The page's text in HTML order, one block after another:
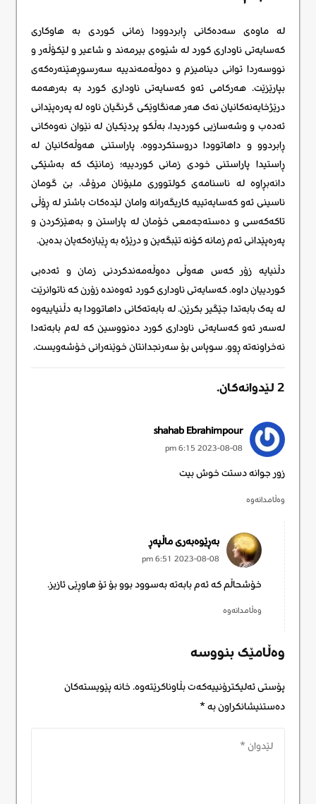
لە ماوەی سەدەکانی ڕابردوودا زمانی کوردی بە هاوکاری
کەسایەتی ناوداری کورد لە شێوەی بیرمەند و شاعیر و لێکۆڵەر و
نووسەردا توانی دینامیزم و دەوڵەمەندییە سەرسوڕهێنەرەکەی
بپارێزێت. هەرکامی ئەو کەسایەتی ناوداری کورد بە بەرهەمە
درێژخایەنەکانیان نەک هەر هەنگاوێکی گرنگیان ناوە لە پەرەپێدانی
ئەدەب و وشەسازیی کوردیدا، بەڵکو پردێکیان لە نێوان نەوەکانی
ڕابردوو و داهاتوودا دروستکردووە. پاراستنی هەوڵەکانیان لە
ڕاستیدا پاراستنی خودی زمانی کوردییە؛ زمانێک کە بەشێکی
دانەبڕاوە لە ناسنامەی کولتووری ملیۆنان مرۆڤ. بێ گومان
ناسینی ئەو کەسایەتییە کاریگەرانە وامان لێدەکات باشتر لە ڕۆڵی
تاکەکەسی و دەستەجەمعی خۆمان لە پاراستن و بەهێزکردن و
پەرەپێدانی ئەم زمانە کۆنە تێبگەین و درێژە بە ڕێبازەکەیان بدەین.
دڵنیایە زۆر کەس هەوڵی دەوڵەمەندکردنی زمان و ئەدەبی
کوردییان داوە. کەسایەتی ناوداری کورد ئەوەندە زۆرن کە ناتوانرێت
لە یەک بابەتدا جێگیر بکرێن. لە بابەتەکانی داهاتوودا بە دڵنیاییەوە
لەسەر ئەو کەسایەتی ناوداری کورد دەنووسین کە لەم بابەتەدا
نەخراونەتە ڕوو. سوپاس بۆ سەرنجدانتان خوێنەرانی خۆشەویست.
2لێدوانەکان.
shahab Ebrahimpour
2023-08-08 6:15 pm
زور جوانه دستت خوش بیت
وەڵامدانەوە
بەڕێوەبەری ماڵپەڕ
2023-08-08 6:51 pm
خۆشحاڵم کە ئەم بابەتە بەسوود بوو بۆ تۆ هاوڕێی ئازیز.
وەڵامدانەوە
وەڵامێک بنووسە
پۆستی ئەلیکترۆنییەکەت بڵاوناکرێتەوە.خانە پێویستەکان
دەستنیشانکراون بە*